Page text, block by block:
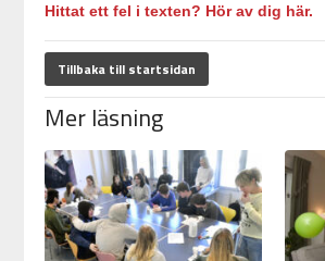
Hittat ett fel i texten? Hör av dig här.
Tillbaka till startsidan
Mer läsning